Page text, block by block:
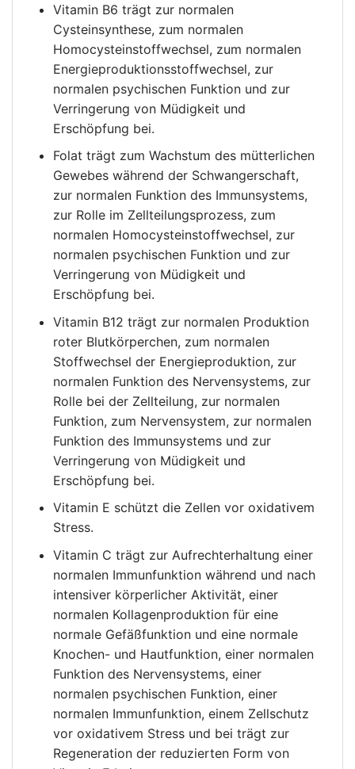
Vitamin B6 trägt zur normalen
Cysteinsynthese, zum normalen
Homocysteinstoffwechsel, zum normalen
Energieproduktionsstoffwechsel, zur
normalen psychischen Funktion und zur
Verringerung von Müdigkeit und
Erschöpfung bei.
Folat trägt zum Wachstum des mütterlichen
Gewebes während der Schwangerschaft,
zur normalen Funktion des Immunsystems,
zur Rolle im Zellteilungsprozess, zum
normalen Homocysteinstoffwechsel, zur
normalen psychischen Funktion und zur
Verringerung von Müdigkeit und
Erschöpfung bei.
Vitamin B12 trägt zur normalen Produktion
roter Blutkörperchen, zum normalen
Stoffwechsel der Energieproduktion, zur
normalen Funktion des Nervensystems, zur
Rolle bei der Zellteilung, zur normalen
Funktion, zum Nervensystem, zur normalen
Funktion des Immunsystems und zur
Verringerung von Müdigkeit und
Erschöpfung bei.
Vitamin E schützt die Zellen vor oxidativem
Stress.
Vitamin C trägt zur Aufrechterhaltung einer
normalen Immunfunktion während und nach
intensiver körperlicher Aktivität, einer
normalen Kollagenproduktion für eine
normale Gefäßfunktion und eine normale
Knochen- und Hautfunktion, einer normalen
Funktion des Nervensystems, einer
normalen psychischen Funktion, einer
normalen Immunfunktion, einem Zellschutz
vor oxidativem Stress und bei trägt zur
Regeneration der reduzierten Form von